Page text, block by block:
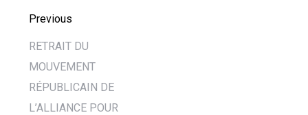
Previous
RETRAIT DU
MOUVEMENT
RÉPUBLICAIN DE
L’ALLIANCE POUR